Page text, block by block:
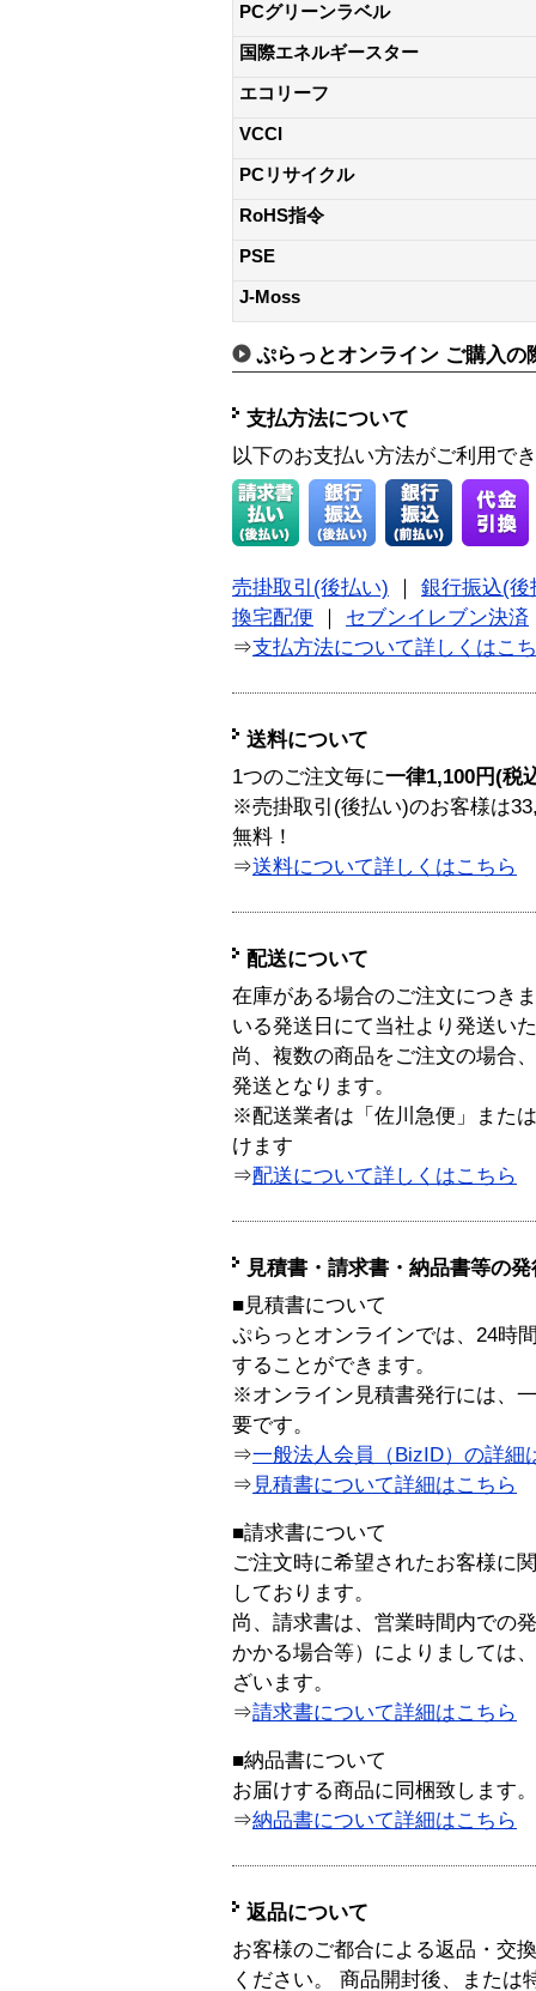
PCグリーンラベル
国際エネルギースター
エコリーフ
VCCI
PCリサイクル
RoHS指令
PSE
J-Moss
ぷらっとオンライン ご購入の
支払方法について
以下のお支払い方法がご利用で
売掛取引(後払い)
銀行振込(後
換宅配便
セブンイレブン決済
⇒支払方法について詳しくはこ
送料について
1つのご注文毎に一律1,100円(税
※売掛取引(後払い)のお客様は
無料！
⇒送料について詳しくはこちら
配送について
在庫がある場合のご注文につき
いる発送日にて当社より発送い
尚、複数の商品をご注文の場合
発送となります。
※配送業者は「佐川急便」また
けます
⇒配送について詳しくはこちら
見積書・請求書・納品書等の
■見積書について
ぷらっとオンラインでは、24時
することができます。
※オンライン見積書発行には、
要です。
⇒一般法人会員（BizID）の詳細
⇒ 見積書について詳細はこちら
■請求書について
ご注文時に希望されたお客様に
しております。
尚、請求書は、営業時間内での
かかる場合等）によりましては
ざいます。
⇒請求書について詳細はこちら
■納品書について
お届けする商品に同梱致します。
⇒納品書について詳細はこちら
返品について
お客様のご都合による返品・交
ください。 商品開封後、または